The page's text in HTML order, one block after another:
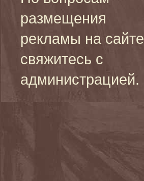
размещения
рекламы на сайте
свяжитесь с
администрацией.